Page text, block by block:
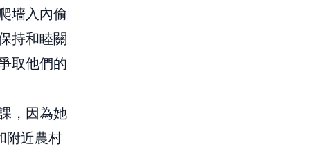
墻入內偷
持和睦關
取他們的
，因為她
附近農村